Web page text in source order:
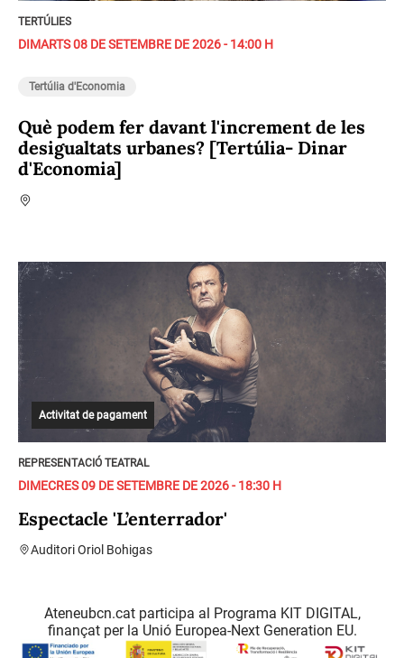
TERTÚLIES
DIMARTS 08 DE SETEMBRE DE 2026 - 14:00 H
Tertúlia d'Economia
Què podem fer davant l'increment de les
desigualtats urbanes? [Tertúlia- Dinar
d'Economia]
Activitat de pagament
REPRESENTACIÓ TEATRAL
DIMECRES 09 DE SETEMBRE DE 2026 - 18:30 H
Espectacle 'L’enterrador'
Auditori Oriol Bohigas
Ateneubcn.cat participa al Programa KIT DIGITAL,
finançat per la Unió Europea-Next Generation EU.